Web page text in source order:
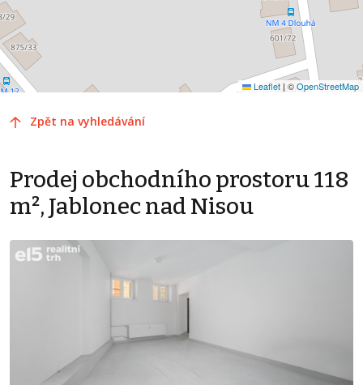
Leaflet | ©OpenStreetMap
Zpět na vyhledávání
Prodej obchodního prostoru 118
m², Jablonec nad Nisou